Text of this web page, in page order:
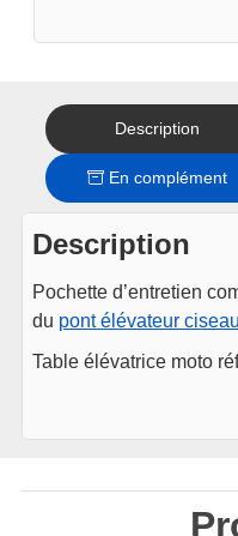
Description
En complément
Description
Pochette d’entretien
du pont élévateur
Table élévatrice moto